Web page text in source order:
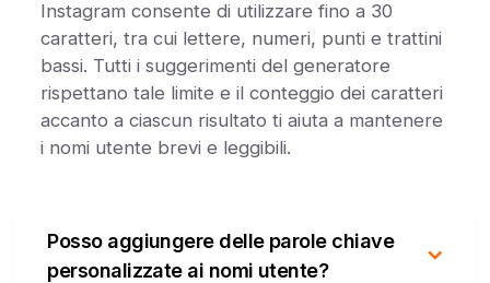
Instagram consente di utilizzare fino a 30
caratteri, tra cui lettere, numeri, punti e trattini
bassi. Tutti i suggerimenti del generatore
rispettano tale limite e il conteggio dei caratteri
accanto a ciascun risultato ti aiuta a mantenere
i nomi utente brevi e leggibili.
Posso aggiungere delle parole chiave
personalizzate ai nomi utente?